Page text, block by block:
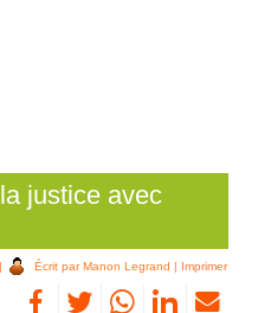
justice avec
| Écrit par Manon Legrand| Imprimer